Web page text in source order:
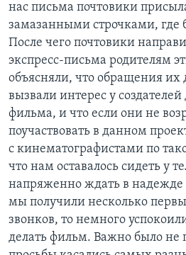
нас письма почтовики
замазанными строчками, где
После чего почтовики
экспресс-письма родителям
объясняли, что обращения их
вызвали интерес у
фильма, и что если они не
поучаствовать в данном
с кинематографистами по
что нам оставалось сидеть у
напряженно ждать в надежде
мы получили несколько
звонков, то немного
делать фильм. Важно было не